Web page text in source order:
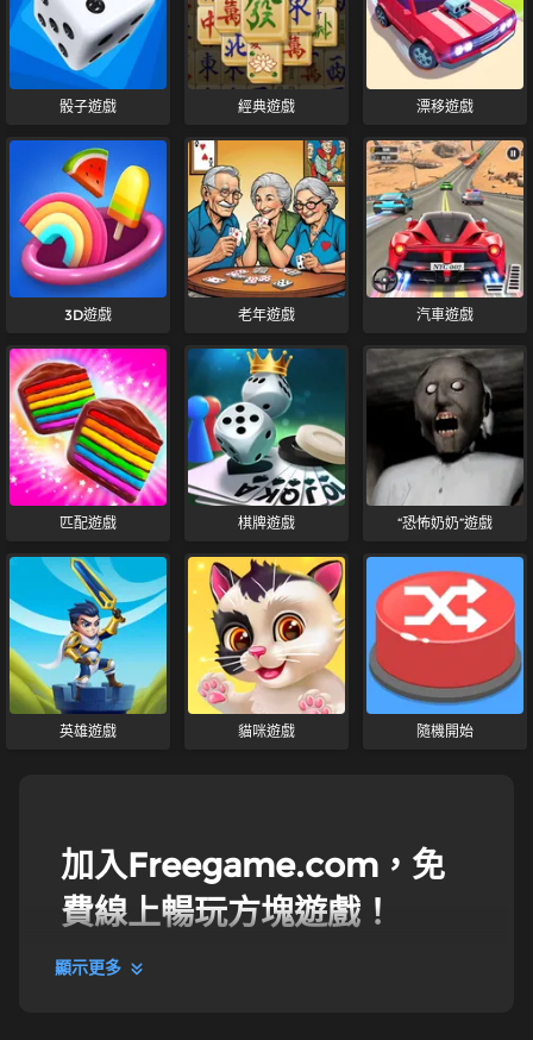
骰子遊戲 經典遊戲 漂移遊戲
3D遊戲 老年遊戲 汽車遊戲
匹配遊戲 棋牌遊戲 “恐怖奶奶”遊戲
英雄遊戲 貓咪遊戲 隨機開始
加入Freegame.com，免
費線上暢玩方塊遊戲！
無限方塊遊戲模式
顯示更多